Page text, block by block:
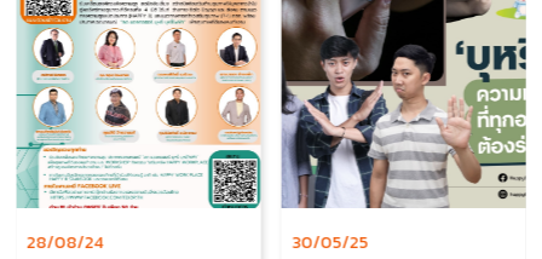
28/08/24
30/05/25